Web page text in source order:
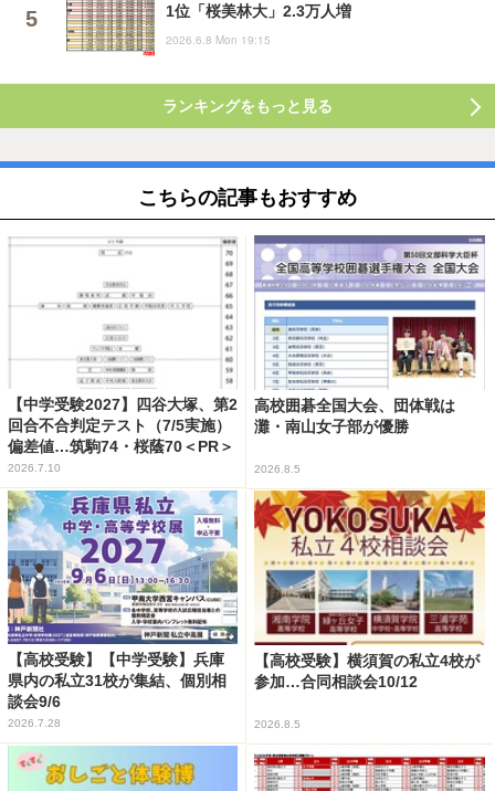
1位「桜美林大」2.3万人増
2026.6.8 Mon 19:15
ランキングをもっと見る
こちらの記事もおすすめ
【中学受験2027】四谷大塚、第2
回合不合判定テスト（7/5実施）
偏差値…筑駒74・桜蔭70＜PR＞
2026.7.10
高校囲碁全国大会、団体戦は
灘・南山女子部が優勝
2026.8.5
【高校受験】【中学受験】兵庫
県内の私立31校が集結、個別相
談会9/6
2026.7.28
【高校受験】横須賀の私立4校が
参加…合同相談会10/12
2026.8.5